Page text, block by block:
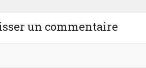
un commentaire